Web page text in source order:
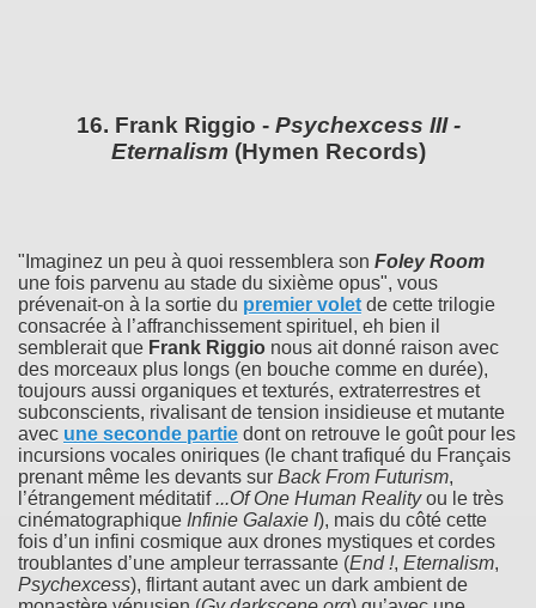
16. Frank Riggio - Psychexcess III -
Eternalism (Hymen Records)
"Imaginez un peu à quoi ressemblera son Foley Room
une fois parvenu au stade du sixième opus", vous
prévenait-on à la sortie du premier volet de cette trilogie
consacrée à l’affranchissement spirituel, eh bien il
semblerait que Frank Riggio nous ait donné raison avec
des morceaux plus longs (en bouche comme en durée),
toujours aussi organiques et texturés, extraterrestres et
subconscients, rivalisant de tension insidieuse et mutante
avec une seconde partie dont on retrouve le goût pour les
incursions vocales oniriques (le chant trafiqué du Français
prenant même les devants sur Back From Futurism,
l’étrangement méditatif ...Of One Human Realityou le très
cinématographique Infinie Galaxie I), mais du côté cette
fois d’un infini cosmique aux drones mystiques et cordes
troublantes d’une ampleur terrassante (End !, Eternalism,
Psychexcess), flirtant autant avec un dark ambient de